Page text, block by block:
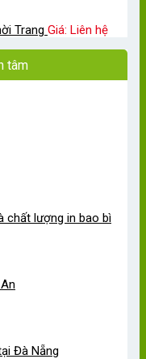
Trang Giá: Liên hệ
tâm
chất lượng in bao bì
Đà Nẵng